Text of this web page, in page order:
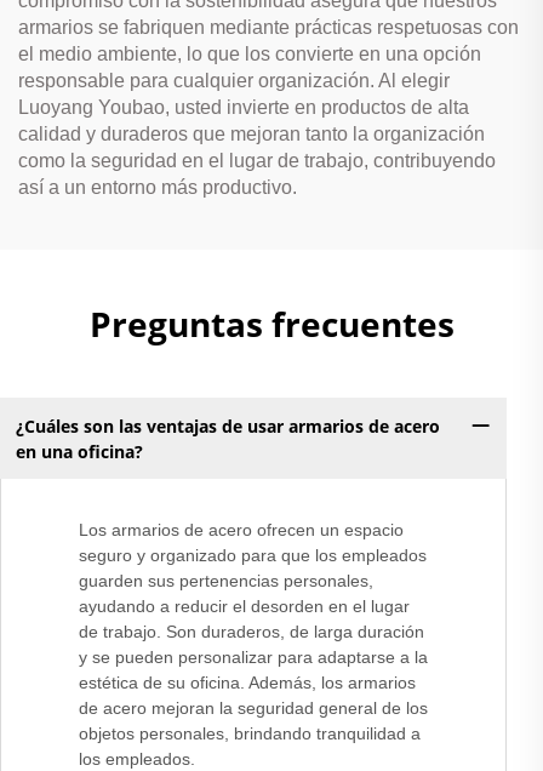
armarios se fabriquen mediante prácticas respetuosas con
el medio ambiente, lo que los convierte en una opción
responsable para cualquier organización. Al elegir
Luoyang Youbao, usted invierte en productos de alta
calidad y duraderos que mejoran tanto la organización
como la seguridad en el lugar de trabajo, contribuyendo
así a un entorno más productivo.
Preguntas frecuentes
¿Cuáles son las ventajas de usar armarios de acero
en una oficina?
Los armarios de acero ofrecen un espacio
seguro y organizado para que los empleados
guarden sus pertenencias personales,
ayudando a reducir el desorden en el lugar
de trabajo. Son duraderos, de larga duración
y se pueden personalizar para adaptarse a la
estética de su oficina. Además, los armarios
de acero mejoran la seguridad general de los
objetos personales, brindando tranquilidad a
los empleados.